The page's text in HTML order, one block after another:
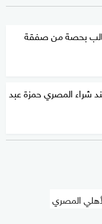
بحصة من صفقة
شراء المصري حمزة عبد
المصري